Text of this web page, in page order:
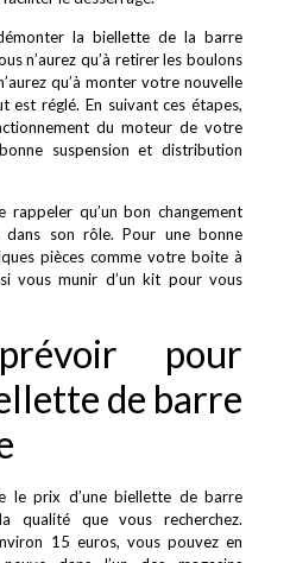
la biellette de la barre
n’aurez qu’à retirer les boulons
qu’à monter votre nouvelle
réglé. En suivant ces étapes,
du moteur de votre
suspension et distribution
qu’un bon changement
son rôle. Pour une bonne
pièces comme votre boite à
vous munir d’un kit pour vous
pour
de barre
le prix d’une biellette de barre
qualité que vous recherchez.
15 euros, vous pouvez en